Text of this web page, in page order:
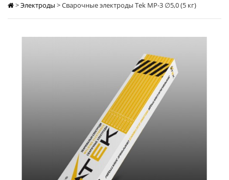
КОНТАКТЫ
>Электроды >Cварочные электроды Теk MP-3 ∅5,0 (5 кг)